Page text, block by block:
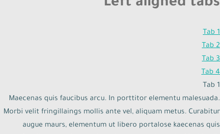
Tab 1
Tab 2
Tab 3
Tab 4
Tab 1
Maecenas quis faucibus arcu. In porttitor elementu malesuada.
Morbi velit fringillaings mollis ante vel, aliquam metus. Curabitur
augue maurs, elementum ut libero portalose kaecenas quis